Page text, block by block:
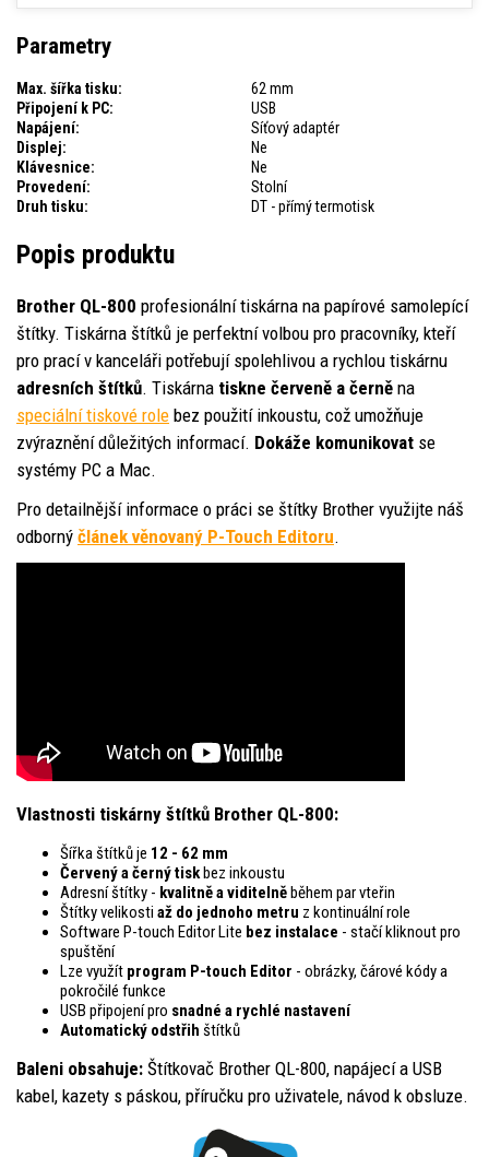
Parametry
Max. šířka tisku:
62 mm
Připojení k PC:
USB
Napájení:
Síťový adaptér
Displej:
Ne
Klávesnice:
Ne
Provedení:
Stolní
Druh tisku:
DT - přímý termotisk
Popis produktu
Brother QL-800 profesionální tiskárna na papírové samolepící
štítky. Tiskárna štítků je perfektní volbou pro pracovníky, kteří
pro prací v kanceláři potřebují spolehlivou a rychlou tiskárnu
adresních štítků. Tiskárna tiskne červeně a černě na
speciální tiskové role bez použití inkoustu, což umožňuje
zvýraznění důležitých informací. Dokáže komunikovat se
systémy PC a Mac.
Pro detailnější informace o práci se štítky Brother využijte náš
odborný článek věnovaný P-Touch Editoru.
Vlastnosti tiskárny štítků Brother QL-800:
Šířka štítků je 12 - 62 mm
Červený a černý tiskbez inkoustu
Adresní štítky - kvalitně a viditelněběhem par vteřin
Štítky velikosti až do jednoho metru z kontinuální role
Software P-touch Editor Lite bez instalace - stačí kliknout pro
spuštění
Lze využít program P-touch Editor - obrázky, čárové kódy a
pokročilé funkce
USB připojení pro snadné a rychlé nastavení
Automatický odstřih štítků
Baleni obsahuje: Štítkovač Brother QL-800, napájecí a USB
kabel, kazety s páskou, příručku pro uživatele, návod k obsluze.